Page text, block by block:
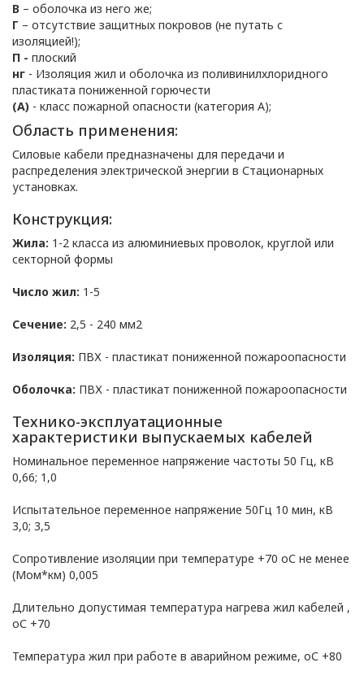
В – оболочка из него же;
Г – отсутствие защитных покровов (не путать с
изоляцией!);
П - плоский
нг - Изоляция жил и оболочка из поливинилхлоридного
пластиката пониженной горючести
(А) - класс пожарной опасности (категория А);
Область применения:
Силовые кабели предназначены для передачи и
распределения электрической энергии в Стационарных
установках.
Конструкция:
Жила: 1-2 класса из алюминиевых проволок, круглой или
секторной формы
Число жил: 1-5
Сечение: 2,5 - 240 мм2
Изоляция: ПВХ - пластикат пониженной пожароопасности
Оболочка: ПВХ - пластикат пониженной пожароопасности
Технико-эксплуатационные
характеристики выпускаемых кабелей
Номинальное переменное напряжение частоты 50 Гц, кВ
0,66; 1,0
Испытательное переменное напряжение 50Гц 10 мин, кВ
3,0; 3,5
Сопротивление изоляции при температуре +70 оС не менее
(Мом*км) 0,005
Длительно допустимая температура нагрева жил кабелей ,
оС +70
Температура жил при работе в аварийном режиме, оС +80
отношении
обработки
персональных
данных
Общество с ограниченной
ответственностью
УТВЕРЖДАЮ
Директор ООО
«ОПТИКЭНЕРГОКАБЕЛЬ»
В.А. Прокопчук _________​
г. Минск
Глава 1
Общие
положения
отношении обработки
в ООО
«ОПТИКЭНЕРГОКАБЕЛЬ»
определяет
условия обработки